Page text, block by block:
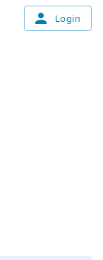
Login